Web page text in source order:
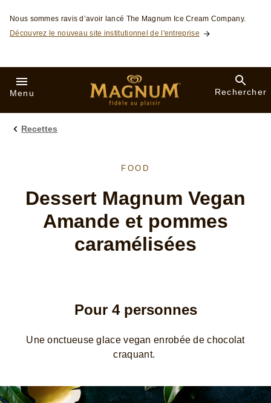
Skip to:
Nous sommes ravis d’avoir lancé The Magnum Ice Cream Company.
Découvrez le nouveau site institutionnel de l'entreprise
Menu Rechercher
Recettes
FOOD
Dessert Magnum Vegan
Amande et pommes
caramélisées
Pour 4 personnes
Une onctueuse glace vegan enrobée de chocolat
craquant.